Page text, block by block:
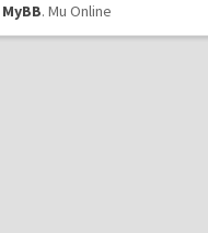
MyBB. Mu Online